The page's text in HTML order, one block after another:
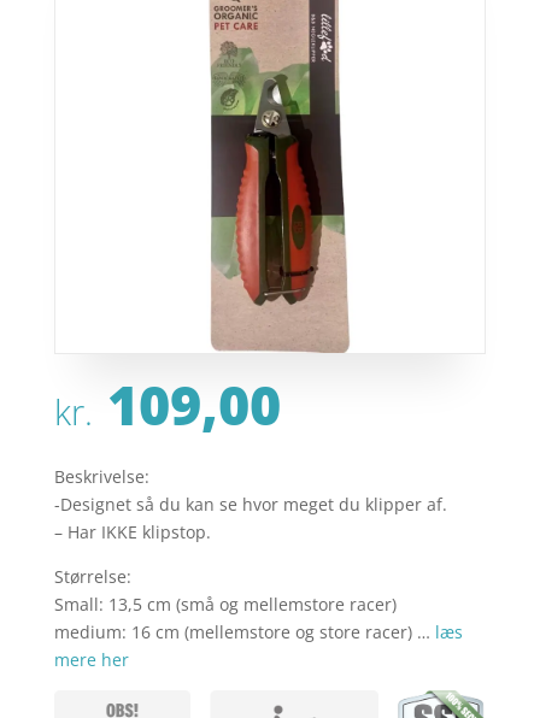
kr. 109,00
Beskrivelse:
-Designet så du kan se hvor meget du klipper af.
– Har IKKE klipstop.
Størrelse:
Small: 13,5 cm (små og mellemstore racer)
medium: 16 cm (mellemstore og store racer) … læs
mere her